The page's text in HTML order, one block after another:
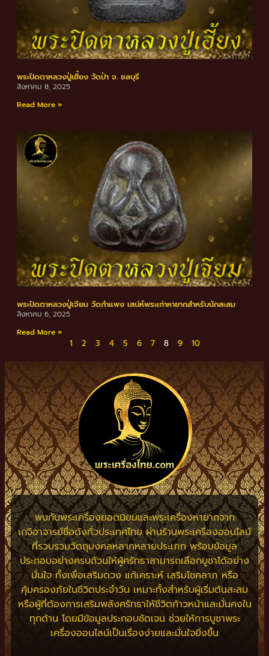
พระปิดตาหลวงปู่เฮี้ยง วัดป่า จ. ชลบุรี
สิงหาคม 8, 2025
Read More »
พระปิดตาหลวงปู่เจียม วัดกำแพง เสน่ห์พระเก่าหายากสำหรับนักสะสม
สิงหาคม 6, 2025
Read More »
1 2 3 4 5 6 7 8 9 10
พบกับพระเครื่องยอดนิยมและพระเครื่องหายากจาก
เกจิอาจารย์ชื่อดังทั่วประเทศไทย ผ่านร้านพระเครื่องออนไลน์
ที่รวบรวมวัตถุมงคลหลากหลายประเภท พร้อมข้อมูล
ประกอบอย่างครบถ้วนให้ผู้ศรัทธาสามารถเลือกบูชาได้อย่าง
มั่นใจ ทั้งเพื่อเสริมดวง แก้เคราะห์ เสริมโชคลาภ หรือ
คุ้มครองภัยในชีวิตประจำวัน เหมาะทั้งสำหรับผู้เริ่มต้นสะสม
หรือผู้ที่ต้องการเสริมพลังศรัทธาให้ชีวิตก้าวหน้าและมั่นคงใน
ทุกด้าน โดยมีข้อมูลประกอบชัดเจน ช่วยให้การบูชาพระ
เครื่องออนไลน์เป็นเรื่องง่ายและมั่นใจยิ่งขึ้น